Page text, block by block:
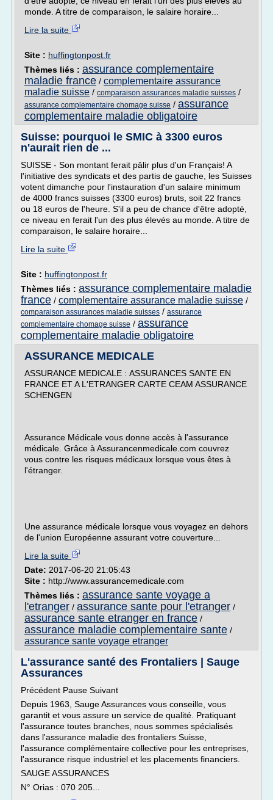
monde. A titre de comparaison, le salaire horaire...
Lire la suite
Site : huffingtonpost.fr
Thèmes liés : assurance complementaire
maladie france / complementaire assurance
maladie suisse / comparaison assurances maladie suisses /
assurance complementaire chomage suisse / assurance
complementaire maladie obligatoire
Suisse: pourquoi le SMIC à 3300 euros
n'aurait rien de ...
SUISSE - Son montant ferait pâlir plus d'un Français! A
l'initiative des syndicats et des partis de gauche, les Suisses
votent dimanche pour l'instauration d'un salaire minimum
de 4000 francs suisses (3300 euros) bruts, soit 22 francs
ou 18 euros de l'heure. S'il a peu de chance d'être adopté,
ce niveau en ferait l'un des plus élevés au monde. A titre de
comparaison, le salaire horaire...
Lire la suite
Site : huffingtonpost.fr
Thèmes liés : assurance complementaire maladie
france / complementaire assurance maladie suisse /
comparaison assurances maladie suisses / assurance
complementaire chomage suisse / assurance
complementaire maladie obligatoire
ASSURANCE MEDICALE
ASSURANCE MEDICALE : ASSURANCES SANTE EN
FRANCE ET A L'ETRANGER CARTE CEAM ASSURANCE
SCHENGEN
Assurance Médicale vous donne accès à l'assurance
médicale. Grâce à Assurancenmedicale.com couvrez
vous contre les risques médicaux lorsque vous êtes à
l'étranger.
Une assurance médicale lorsque vous voyagez en dehors
de l'union Européenne assurant votre couverture...
Lire la suite
Date: 2017-06-20 21:05:43
Site : http://www.assurancemedicale.com
Thèmes liés : assurance sante voyage a
l'etranger / assurance sante pour l'etranger /
assurance sante etranger en france /
assurance maladie complementaire sante /
assurance sante voyage etranger
L'assurance santé des Frontaliers | Sauge
Assurances
Précédent Pause Suivant
Depuis 1963, Sauge Assurances vous conseille, vous
garantit et vous assure un service de qualité. Pratiquant
l'assurance toutes branches, nous sommes spécialisés
dans l'assurance maladie des frontaliers Suisse,
l'assurance complémentaire collective pour les entreprises,
l'assurance risque industriel et les placements financiers.
SAUGE ASSURANCES
N° Orias : 070 205...